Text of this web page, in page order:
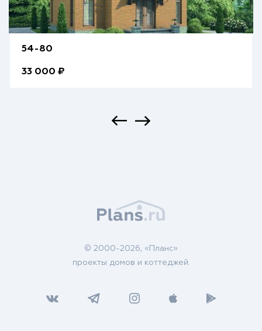
54-80
33 000 ₽
© 2000-2026, «Планс»
проекты домов и коттеджей.